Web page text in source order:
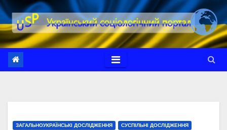
Перейти
до
вмісту
ЗАГАЛЬНОУКРАЇНСЬКІ ДОСЛІДЖЕННЯ СУСПІЛЬНІ ДОСЛІДЖЕННЯ